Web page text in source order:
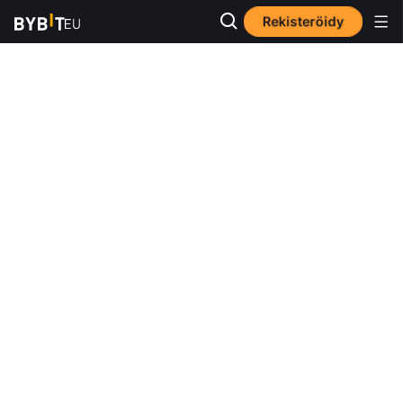
Rekisteröidy